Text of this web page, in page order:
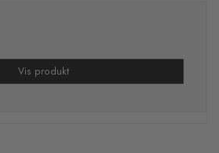
Vis produkt